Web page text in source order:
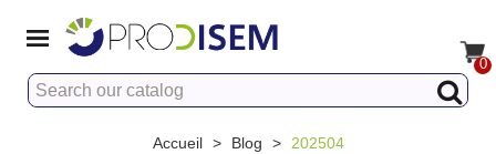
0
Accueil > Blog > 202504